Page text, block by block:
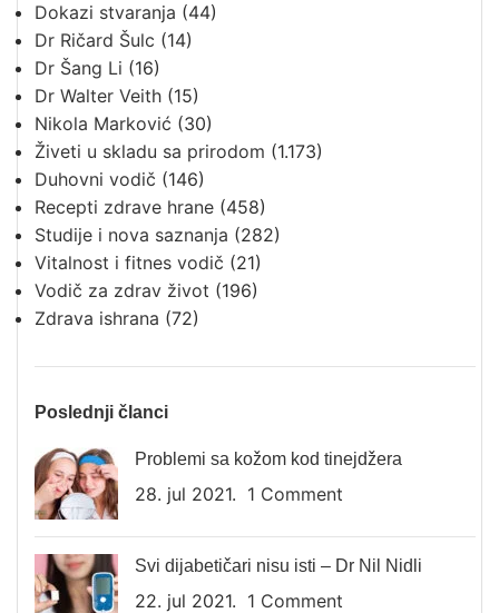
Dokazi stvaranja (44)
Dr Ričard Šulc (14)
Dr Šang Li (16)
Dr Walter Veith (15)
Nikola Marković (30)
Živeti u skladu sa prirodom (1.173)
Duhovni vodič (146)
Recepti zdrave hrane (458)
Studije i nova saznanja (282)
Vitalnost i fitnes vodič (21)
Vodič za zdrav život (196)
Zdrava ishrana (72)
Poslednji članci
Problemi sa kožom kod tinejdžera
28. jul 2021. 1 Comment
Svi dijabetičari nisu isti – Dr Nil Nidli
22. jul 2021. 1 Comment